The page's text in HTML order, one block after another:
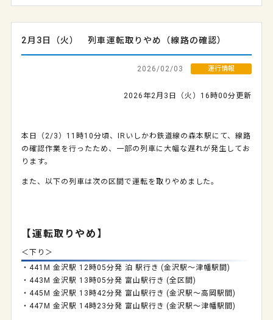
2月3日（火） 列車運転取りやめ（線路の確認）
2026/02/03 運行情報
2026年2月3日（火）16時00分更新
本日（2/3）11時10分頃、IRいしかわ鉄道線の森本駅にて、線路
の確認作業を行ったため、一部の列車に大幅な遅れが発生してお
ります。
また、以下の列車は次の区間で運転を取りやめました。
【運転取りやめ】
＜下り＞
・441M 金沢駅 12時05分発 泊 駅行き (金沢駅～津幡駅間)
・443M 金沢駅 13時05分発 富山駅行き (全区間)
・445M 金沢駅 13時42分発 富山駅行き (金沢駅～高岡駅間)
・447M 金沢駅 14時23分発 富山駅行き (金沢駅～津幡駅間)